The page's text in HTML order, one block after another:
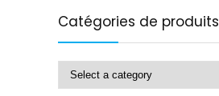
Catégories de produits